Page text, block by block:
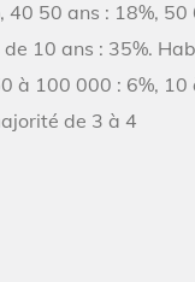
40 50 ans : 18%, 50
de 10 ans : 35%.
à 100 000 : 6%, 10
de 3 à 4